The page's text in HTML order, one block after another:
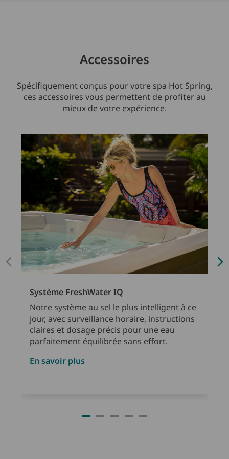
Accessoires
Spécifiquement conçus pour votre spa Hot Spring,
ces accessoires vous permettent de profiter au
mieux de votre expérience.
Système FreshWater IQ
Notre système au sel le plus intelligent à ce
jour, avec surveillance horaire, instructions
claires et dosage précis pour une eau
parfaitement équilibrée sans effort.
En savoir plus